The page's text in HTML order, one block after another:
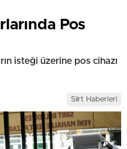
Pos
isteği üzerine pos cihazı
Siirt Haberleri